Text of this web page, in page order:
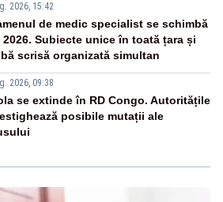
2026, 15:42
de medic specialist se schimbă
Subiecte unice în toată țara și
scrisă organizată simultan
2026, 09:38
se extinde în RD Congo. Autoritățile
posibile mutații ale